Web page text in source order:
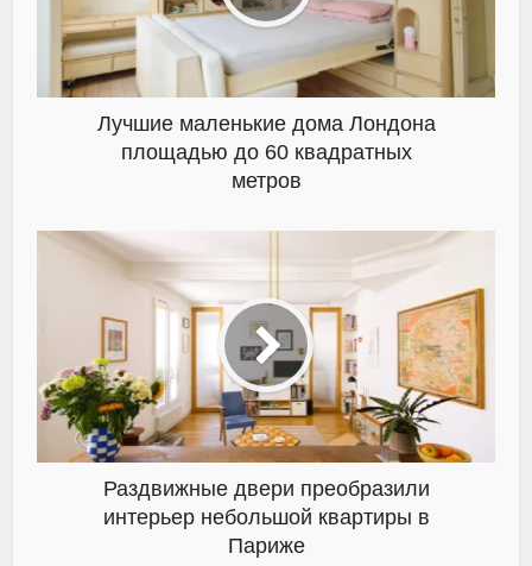
Лучшие маленькие дома Лондона
площадью до 60 квадратных
метров
Раздвижные двери преобразили
интерьер небольшой квартиры в
Париже